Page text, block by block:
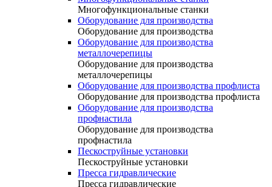
Многофункциональные станки
Оборудование для производства
Оборудование для производства
Оборудование для производства
металлочерепицы
Оборудование для производства
металлочерепицы
Оборудование для производства профлиста
Оборудование для производства профлиста
Оборудование для производства
профнастила
Оборудование для производства
профнастила
Пескоструйные установки
Пескоструйные установки
Пресса гидравлические
Пресса гидравлические